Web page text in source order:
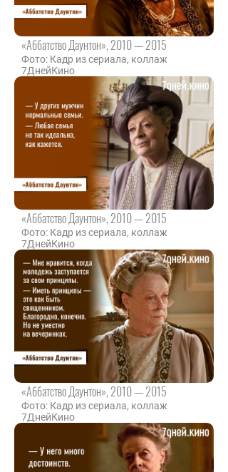
«Аббатство Даунтон», 2010 — 2015
Фото: Кадр из сериала, коллаж
7ДнейКино
«Аббатство Даунтон», 2010 — 2015
Фото: Кадр из сериала, коллаж
7ДнейКино
«Аббатство Даунтон», 2010 — 2015
Фото: Кадр из сериала, коллаж
7ДнейКино